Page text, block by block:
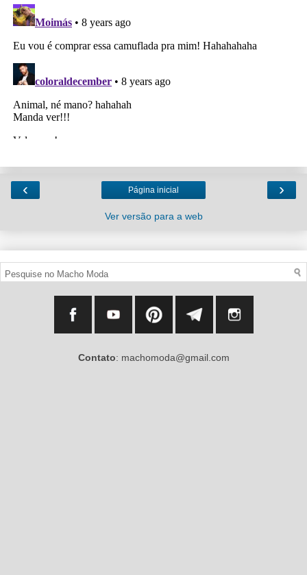
‹ ›
Página inicial
Ver versão para a web
Contato: machomoda@gmail.com